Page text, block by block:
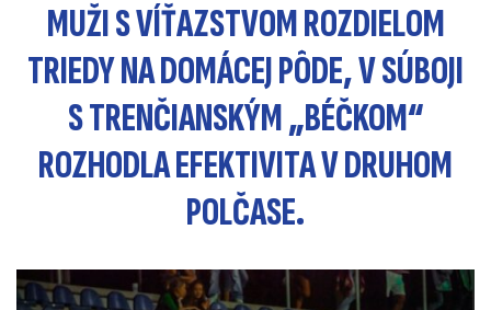
MUŽI S VÍŤAZSTVOM ROZDIELOM
TRIEDY NA DOMÁCEJ PÔDE, V SÚBOJI
S TRENČIANSKÝM „BÉČKOM“
ROZHODLA EFEKTIVITA V DRUHOM
POLČASE.